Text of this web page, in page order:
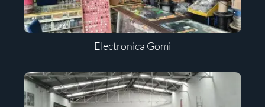
Electronica Gomi